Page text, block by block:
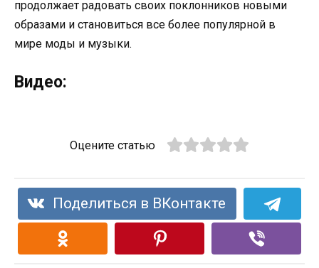
продолжает радовать своих поклонников новыми
образами и становиться все более популярной в
мире моды и музыки.
Видео:
Оцените статью
Поделиться в ВКонтакте